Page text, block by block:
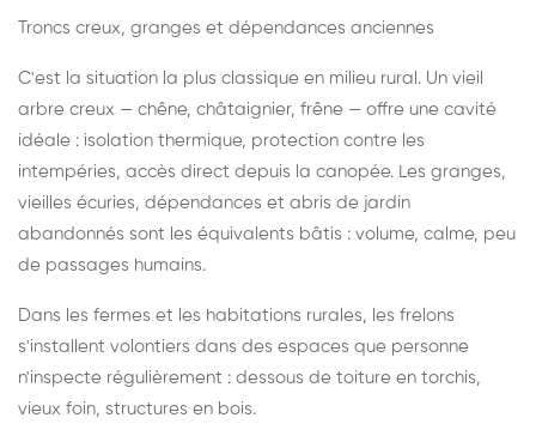
Troncs creux, granges et dépendances anciennes
C'est la situation la plus classique en milieu rural. Un vieil
arbre creux — chêne, châtaignier, frêne — offre une cavité
idéale : isolation thermique, protection contre les
intempéries, accès direct depuis la canopée. Les granges,
vieilles écuries, dépendances et abris de jardin
abandonnés sont les équivalents bâtis : volume, calme, peu
de passages humains.
Dans les fermes et les habitations rurales, les frelons
s'installent volontiers dans des espaces que personne
n'inspecte régulièrement : dessous de toiture en torchis,
vieux foin, structures en bois.